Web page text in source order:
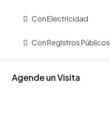
Con Electricidad
Con Registros Públicos
Agende un Visita